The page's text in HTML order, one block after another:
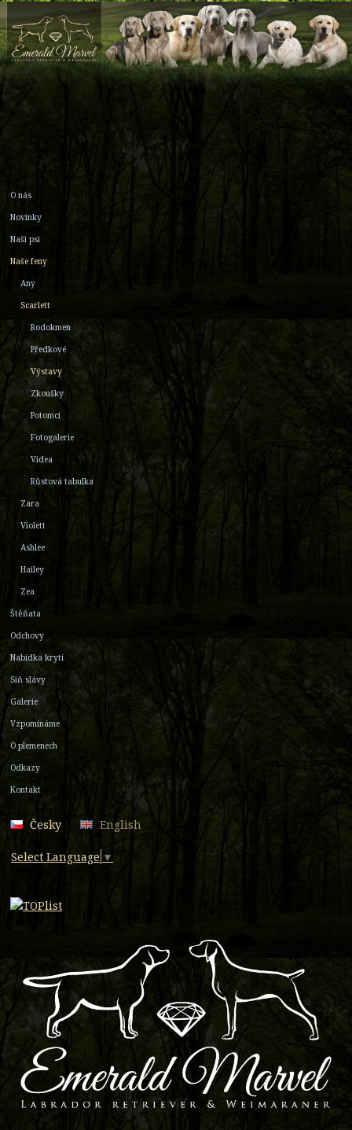
O nás
Novinky
Naši psi
Naše feny
Any
Scarlett
Rodokmen
Předkové
Výstavy
Zkoušky
Potomci
Fotogalerie
Videa
Růstová tabulka
Zara
Violett
Ashlee
Hailey
Zea
Štěňata
Odchovy
Nabídka krytí
Síň slávy
Galerie
Vzpomínáme
O plemenech
Odkazy
Kontakt
Česky English
Select Language ▼